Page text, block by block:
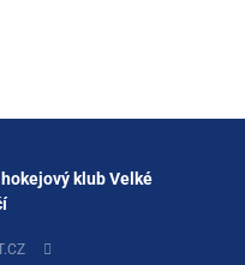
klub Velké